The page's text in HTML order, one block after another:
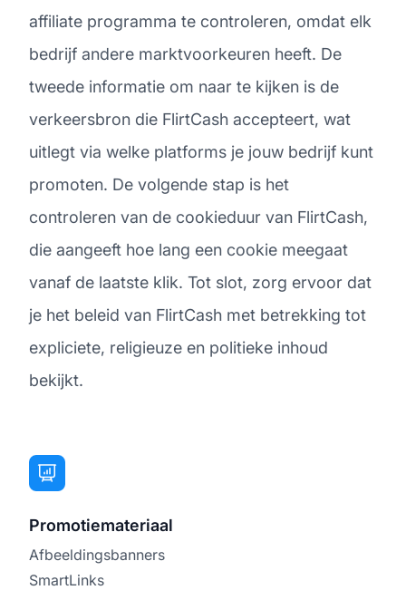
affiliate programma te controleren, omdat elk
bedrijf andere marktvoorkeuren heeft. De
tweede informatie om naar te kijken is de
verkeersbron die FlirtCash accepteert, wat
uitlegt via welke platforms je jouw bedrijf kunt
promoten. De volgende stap is het
controleren van de cookieduur van FlirtCash,
die aangeeft hoe lang een cookie meegaat
vanaf de laatste klik. Tot slot, zorg ervoor dat
je het beleid van FlirtCash met betrekking tot
expliciete, religieuze en politieke inhoud
bekijkt.
Promotiemateriaal
Afbeeldingsbanners
SmartLinks